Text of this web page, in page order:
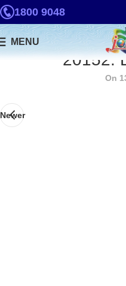
1800 9048
MENU
20152.
On
Newer